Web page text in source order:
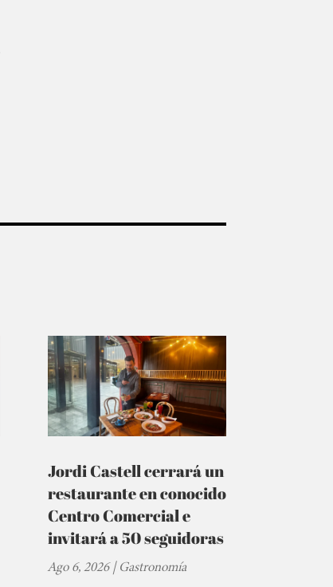
Jordi Castell cerrará un
restaurante en conocido
Centro Comercial e
invitará a 50 seguidoras
Ago 6, 2026|Gastronomía